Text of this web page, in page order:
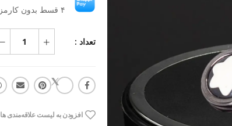
۴ قسط بدون کارمزد، ماهانه ۴۵۴٬۳۱۸ تومان
تعداد :
افزودن به لیست علاقه‌مندی ها